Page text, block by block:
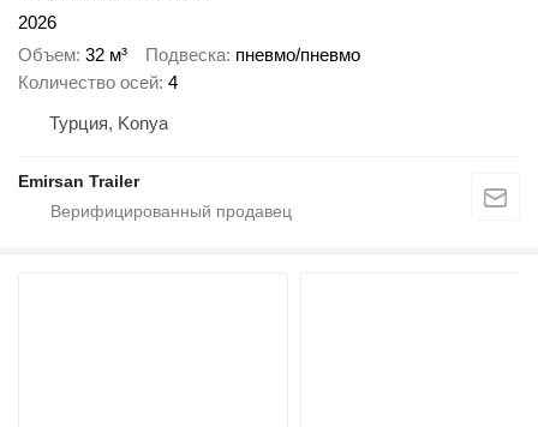
2026
Объем 32 м³ Подвеска пневмо/пневмо
Количество осей 4
Турция, Konya
Emirsan Trailer